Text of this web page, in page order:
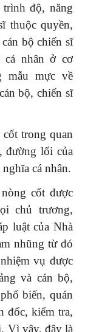
độ, năng
thuộc quyền,
bộ chiến sĩ
cá nhân ở cơ
mẫu mực về
bộ, chiến sĩ
trong quan
đường lối của
cá nhân.
cốt được
chủ trương,
luật của Nhà
nhũng từ đó
vụ được
và cán bộ,
biến, quán
đốc, kiểm tra,
Vì vậy, đây là